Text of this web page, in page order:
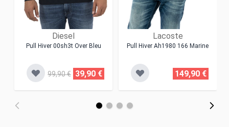
Diesel
Pull Hiver 00sh3t Over Bleu
99,90 € 39,90 €
Lacoste
Pull Hiver Ah1980 166 Marine
149,90 €